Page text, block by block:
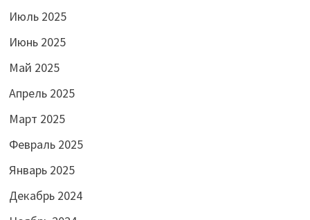
Июль 2025
Июнь 2025
Май 2025
Апрель 2025
Март 2025
Февраль 2025
Январь 2025
Декабрь 2024